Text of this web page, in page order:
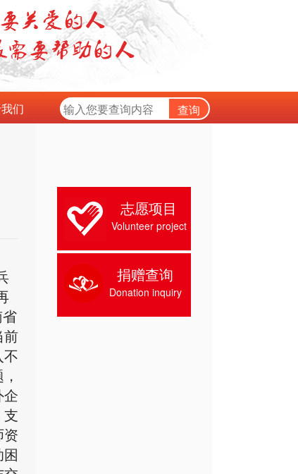
们
省
前
不
企
支
资
志愿项目
Volunteer project
捐赠查询
Donation inquiry